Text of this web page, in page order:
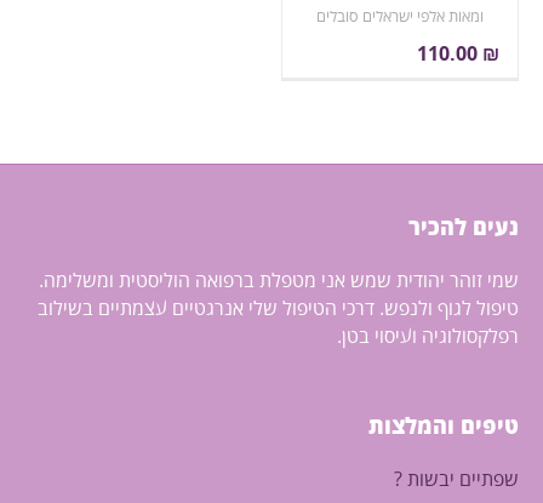
ומאות אלפי ישראלים סובלים
המשחה מטפלת בטחורים
110.00 ₪
נעים להכיר
שמי זוהר יהודית שמש אני מטפלת ברפואה הוליסטית ומשלימה.
טיפול לגוף ולנפש. דרכי הטיפול שלי אנרגטיים עצמתיים בשילוב
רפלקסולוגיה ועיסוי בטן.
טיפים והמלצות
שפתיים יבשות ?